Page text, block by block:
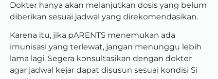
Dokter hanya akan melanjutkan dosis yang belum
diberikan sesuai jadwal yang direkomendasikan.
Karena itu, jika pARENTS menemukan ada
imunisasi yang terlewat, jangan menunggu lebih
lama lagi. Segera konsultasikan dengan dokter
agar jadwal kejar dapat disusun sesuai kondisi Si